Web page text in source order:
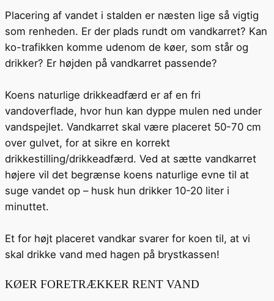
Placering af vandet i stalden er næsten lige så vigtig
som renheden. Er der plads rundt om vandkarret? Kan
ko-trafikken komme udenom de køer, som står og
drikker? Er højden på vandkarret passende?
Koens naturlige drikkeadfærd er af en fri
vandoverflade, hvor hun kan dyppe mulen ned under
vandspejlet. Vandkarret skal være placeret 50-70 cm
over gulvet, for at sikre en korrekt
drikkestilling/drikkeadfærd. Ved at sætte vandkarret
højere vil det begrænse koens naturlige evne til at
suge vandet op – husk hun drikker 10-20 liter i
minuttet.
Et for højt placeret vandkar svarer for koen til, at vi
skal drikke vand med hagen på brystkassen!
KØER FORETRÆKKER RENT VAND